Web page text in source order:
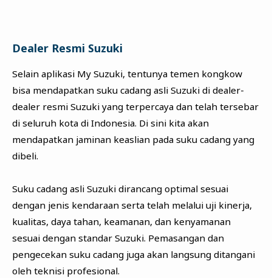
Dealer Resmi Suzuki
Selain aplikasi My Suzuki, tentunya temen kongkow
bisa mendapatkan suku cadang asli Suzuki di dealer-
dealer resmi Suzuki yang terpercaya dan telah tersebar
di seluruh kota di Indonesia. Di sini kita akan
mendapatkan jaminan keaslian pada suku cadang yang
dibeli.
Suku cadang asli Suzuki dirancang optimal sesuai
dengan jenis kendaraan serta telah melalui uji kinerja,
kualitas, daya tahan, keamanan, dan kenyamanan
sesuai dengan standar Suzuki. Pemasangan dan
pengecekan suku cadang juga akan langsung ditangani
oleh teknisi profesional.